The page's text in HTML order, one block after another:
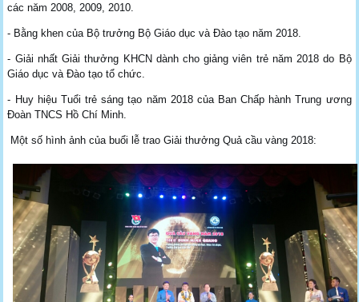
các năm 2008, 2009, 2010.
- Bằng khen của Bộ trưởng Bộ Giáo dục và Đào tạo năm 2018.
- Giải nhất Giải thưởng KHCN dành cho giảng viên trẻ năm 2018 do Bộ
Giáo dục và Đào tạo tổ chức.
- Huy hiệu Tuổi trẻ sáng tạo năm 2018 của Ban Chấp hành Trung ương
Đoàn TNCS Hồ Chí Minh.
Một số hình ảnh của buổi lễ trao Giải thưởng Quả cầu vàng 2018: